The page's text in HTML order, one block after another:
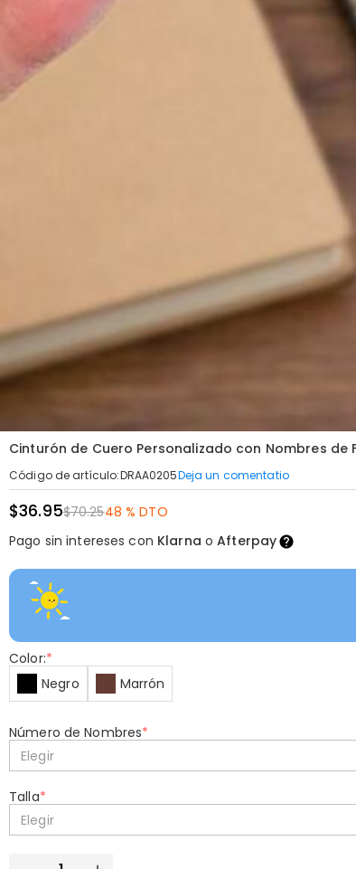
Cinturón de Cuero Personalizado con Nombres
Código de artículo:DRAA0205Deja un comentatio
$36.95$70.2548 % DTO
Pago sin intereses con Klarna oAfterpay
Color:*
Negro
Marrón
Número de Nombres*
Elegir
Talla*
Elegir